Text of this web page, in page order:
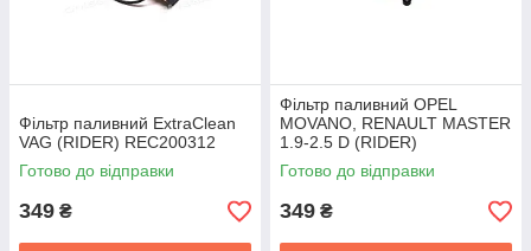
Фільтр паливний ExtraClean
VAG (RIDER) REC200312
Готово до відправки
349 ₴
Фільтр паливний OPEL
MOVANO, RENAULT MASTER
1.9-2.5 D (RIDER)
RD.2049WF8301
Готово до відправки
349 ₴